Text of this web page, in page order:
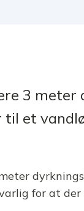
3
til et
for at